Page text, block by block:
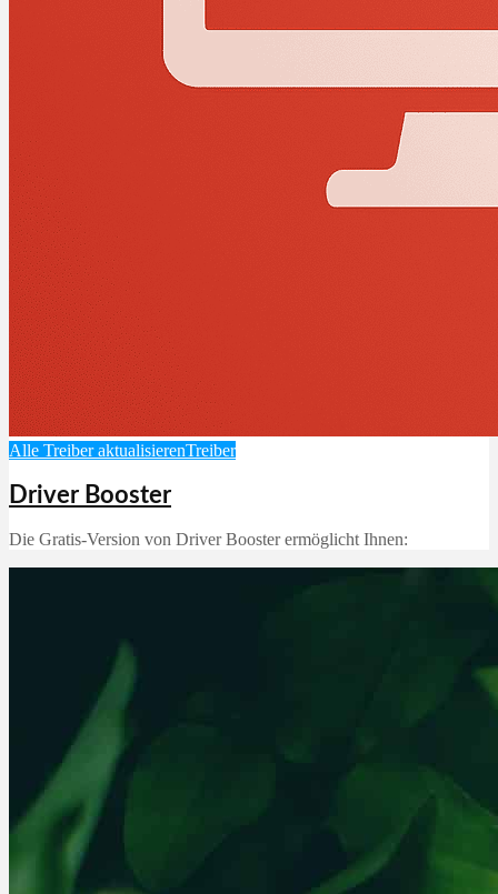
Alle Treiber aktualisierenTreiber
Driver Booster
Die Gratis-Version von Driver Booster ermöglicht Ihnen: